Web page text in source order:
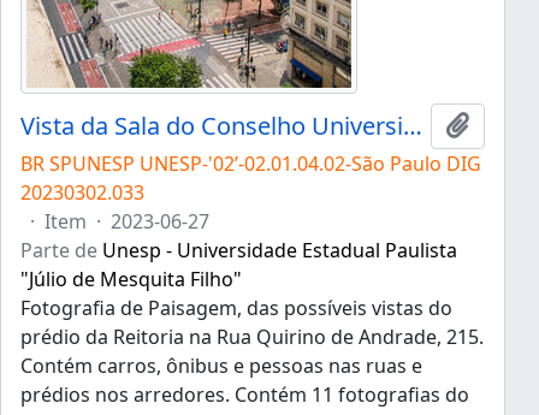
Vista da Sala do Conselho Universitário
BR SPUNESP UNESP-'02’-02.01.04.02-São Paulo DIG
20230302.033
· Item · 2023-06-27
Parte de Unesp - Universidade Estadual Paulista
"Júlio de Mesquita Filho"
Fotografia de Paisagem, das possíveis vistas do
prédio da Reitoria na Rua Quirino de Andrade, 215.
Contém carros, ônibus e pessoas nas ruas e
prédios nos arredores. Contém 11 fotografias do